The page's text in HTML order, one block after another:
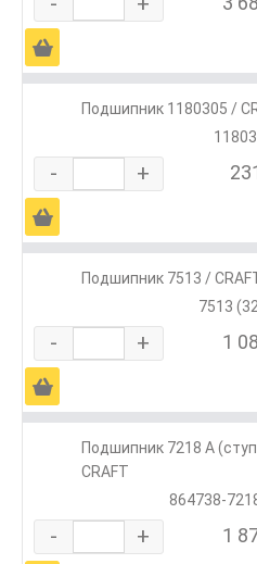
Ä
Подшипник 1180305 /
- +
Ä
Подшипник 7513 /
7513
- + 1
Ä
Подшипник 7218 А
CRAFT
864738-
- + 1